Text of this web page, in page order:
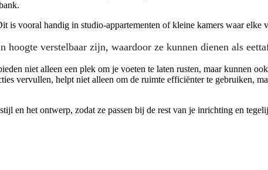
is vooral handig in studio-appartementen of kleine kamers waar elke
verstelbaar zijn, waardoor ze kunnen dienen als
niet alleen een plek om je voeten te laten rusten, maar kunnen
vervullen, helpt niet alleen om de ruimte efficiënter te gebruiken,
en het ontwerp, zodat ze passen bij de rest van je inrichting en